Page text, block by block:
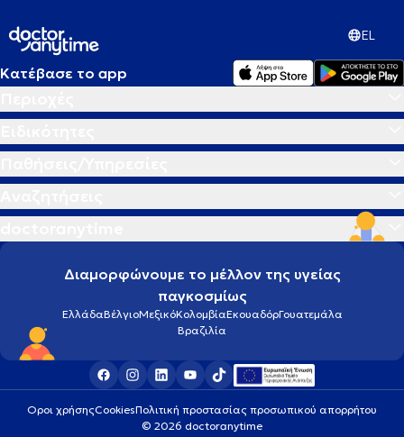
EL
Κατέβασε το app
Διαμορφώνουμε το μέλλον της υγείας
παγκοσμίως
ΕλλάδαΒέλγιοΜεξικόΚολομβίαΕκουαδόρΓουατεμάλα
Βραζιλία
Οροι χρήσηςCookiesΠολιτική προστασίας προσωπικού απορρήτου
© 2026 doctoranytime